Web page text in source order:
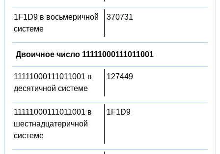
1F1D9 в восьмеричной
системе
370731
Двоичное число 11111000111011001
11111000111011001 в
десятичной системе
127449
11111000111011001 в
шестнадцатеричной
системе
1F1D9